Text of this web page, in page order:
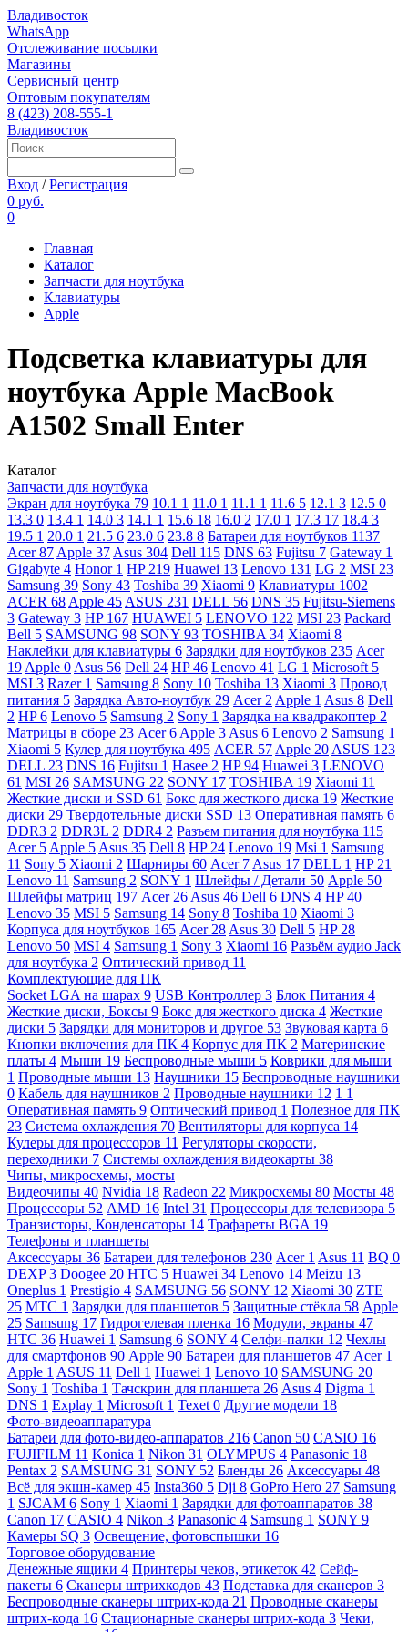
Владивосток
WhatsApp
Отслеживание посылки
Магазины
Сервисный центр
Оптовым покупателям
8 (423) 208-555-1
Владивосток
Вход /Регистрация
0 руб.
0
Главная
Каталог
Запчасти для ноутбука
Клавиатуры
Apple
Подсветка клавиатуры для
ноутбука Apple MacBook
A1502 Small Enter
Каталог
Запчасти для ноутбука
Экран для ноутбука 79 10.1 1 11.0 1 11.1 1 11.6 5 12.1 3 12.5 0
13.3 0 13.4 1 14.0 3 14.1 1 15.6 18 16.0 2 17.0 1 17.3 17 18.4 3
19.5 1 20.0 1 21.5 6 23.0 6 23.8 8 Батареи для ноутбуков 1137
Acer87 Apple 37 Asus 304 Dell 115 DNS 63 Fujitsu 7 Gateway 1
Gigabyte 4 Honor 1 HP 219 Huawei 13 Lenovo 131 LG 2 MSI 23
Samsung 39 Sony 43 Toshiba 39 Xiaomi 9 Клавиатуры 1002
ACER 68 Apple 45 ASUS 231 DELL 56 DNS 35 Fujitsu-Siemens
3 Gateway 3 HP 167 HUAWEI 5 LENOVO 122 MSI 23 Packard
Bell 5 SAMSUNG 98 SONY 93 TOSHIBA 34 Xiaomi 8
Наклейки для клавиатуры 6 Зарядки для ноутбуков 235 Acer
19 Apple 0 Asus 56 Dell 24 HP46 Lenovo 41 LG 1 Microsoft 5
MSI 3 Razer 1 Samsung 8 Sony 10 Toshiba 13 Xiaomi 3 Провод
питания 5 Зарядка Авто-ноутбук 29 Acer 2 Apple 1 Asus 8 Dell
2 HP6 Lenovo 5 Samsung 2 Sony 1 Зарядка на квадракоптер 2
Матрицы в сборе 23 Acer6 Apple 3 Asus 6 Lenovo 2 Samsung 1
Xiaomi 5 Кулер для ноутбука 495 ACER 57 Apple 20 ASUS 123
DELL 23 DNS 16 Fujitsu 1 Hasee 2 HP94 Huawei 3 LENOVO
61 MSI 26 SAMSUNG 22 SONY 17 TOSHIBA 19 Xiaomi 11
Жесткие диски и SSD 61 Бокс для жесткого диска 19 Жесткие
диски 29 Твердотельные диски SSD 13 Оперативная память 6
DDR3 2 DDR3L 2 DDR4 2 Разъем питания для ноутбука 115
Acer 5 Apple 5 Asus 35 Dell 8 HP 24 Lenovo 19 Msi 1 Samsung
11 Sony 5 Xiaomi 2 Шарниры 60 Acer 7 Asus 17 DELL 1 HP 21
Lenovo 11 Samsung 2 SONY 1 Шлейфы / Детали 50 Apple 50
Шлейфы матриц 197 Acer 26 Asus 46 Dell 6 DNS 4 HP40
Lenovo 35 MSI 5 Samsung 14 Sony 8 Toshiba 10 Xiaomi 3
Корпуса для ноутбуков 165 Acer 28 Asus 30 Dell 5 HP 28
Lenovo 50 MSI 4 Samsung 1 Sony 3 Xiaomi 16 Разъём аудио Jack
для ноутбука 2 Оптический привод 11
Комплектующие для ПК
Socket LGA на шарах 9 USB Контроллер 3 Блок Питания 4
Жесткие диски, Боксы 9 Бокс для жесткого диска 4 Жесткие
диски 5 Зарядки для мониторов и другое 53 Звуковая карта 6
Кнопки включения для ПК 4 Корпус для ПК 2 Материнские
платы 4 Мыши 19 Беспроводные мыши 5 Коврики для мыши
1 Проводные мыши 13 Наушники 15 Беспроводные наушники
0 Кабель для наушников 2 Проводные наушники 12 1 1
Оперативная память 9 Оптический привод 1 Полезное для ПК
23 Система охлаждения 70 Вентиляторы для корпуса 14
Кулеры для процессоров 11 Регуляторы скорости,
переходники 7 Системы охлаждения видеокарты 38
Чипы, микросхемы, мосты
Видеочипы 40 Nvidia 18 Radeon 22 Микросхемы 80 Мосты 48
Процессоры 52 AMD 16 Intel 31 Процессоры для телевизора 5
Транзисторы, Конденсаторы 14 Трафареты BGA 19
Телефоны и планшеты
Аксессуары 36 Батареи для телефонов 230 Acer 1 Asus 11 BQ 0
DEXP3 Doogee 20 HTC 5 Huawei 34 Lenovo 14 Meizu 13
Oneplus 1 Prestigio 4 SAMSUNG 56 SONY 12 Xiaomi 30 ZTE
25 МТС 1 Зарядки для планшетов 5 Защитные стёкла 58 Apple
25 Samsung 17 Гидрогелевая пленка 16 Модули, экраны 47
HTC 36 Huawei 1 Samsung 6 SONY 4 Селфи-палки 12 Чехлы
для смартфонов 90 Apple 90 Батареи для планшетов 47 Acer 1
Apple 1 ASUS 11 Dell 1 Huawei 1 Lenovo 10 SAMSUNG 20
Sony 1 Toshiba 1 Тачскрин для планшета 26 Asus 4 Digma 1
DNS 1 Explay 1 Microsoft 1 Texet 0 Другие модели 18
Фото-видеоаппаратура
Батареи для фото-видео-аппаратов 216 Canon 50 CASIO 16
FUJIFILM 11 Konica 1 Nikon 31 OLYMPUS 4 Panasonic 18
Pentax 2 SAMSUNG 31 SONY 52 Бленды 26 Аксессуары 48
Всё для экшн-камер 45 Insta360 5 Dji 8 GoPro Hero 27 Samsung
1 SJCAM 6 Sony 1 Xiaomi 1 Зарядки для фотоаппаратов 38
Canon 17 CASIO 4 Nikon 3 Panasonic 4 Samsung 1 SONY 9
Камеры SQ 3 Освещение, фотовспышки 16
Торговое оборудование
Денежные ящики 4 Принтеры чеков, этикеток 42 Сейф-
пакеты 6 Сканеры штрихкодов 43 Подставка для сканеров 3
Беспроводные сканеры штрих-кода 21 Проводные сканеры
штрих-кода 16 Стационарные сканеры штрих-кода 3 Чеки,